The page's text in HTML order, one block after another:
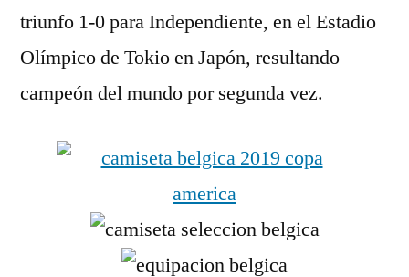
triunfo 1-0 para Independiente, en el Estadio
Olímpico de Tokio en Japón, resultando
campeón del mundo por segunda vez.